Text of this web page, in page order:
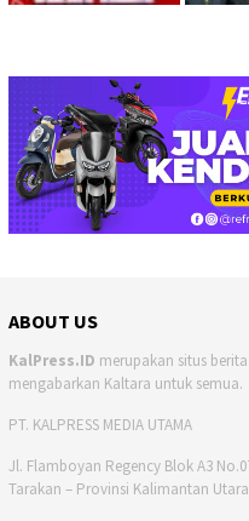
ABOUT US
KalPress.ID merupakan situs
mengabarkan Kaltara untuk semua.
PT. KALPRESS MEDIA UTAMA
Jl. Flamboyan Regency Blok A3
Tarakan – Provinsi Kalimantan Utara